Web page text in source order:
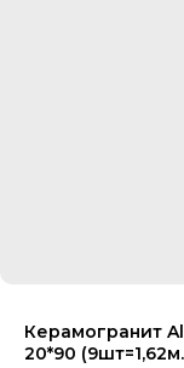
Керамогранит
20*90